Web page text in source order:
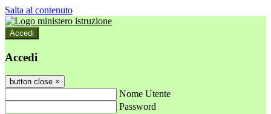
Salta al contenuto
Accedi
Accedi
button close ×
Nome Utente
Password